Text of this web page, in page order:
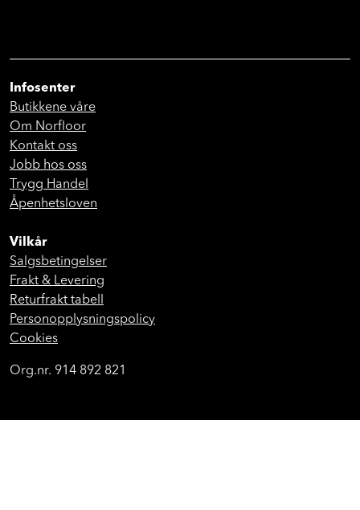
Infosenter
Butikkene våre
Om Norfloor
Kontakt oss
Jobb hos oss
Trygg Handel
Åpenhetsloven
Vilkår
Salgsbetingelser
Frakt & Levering
Returfrakt tabell
Personopplysningspolicy
Cookies
Org.nr. 914 892 821